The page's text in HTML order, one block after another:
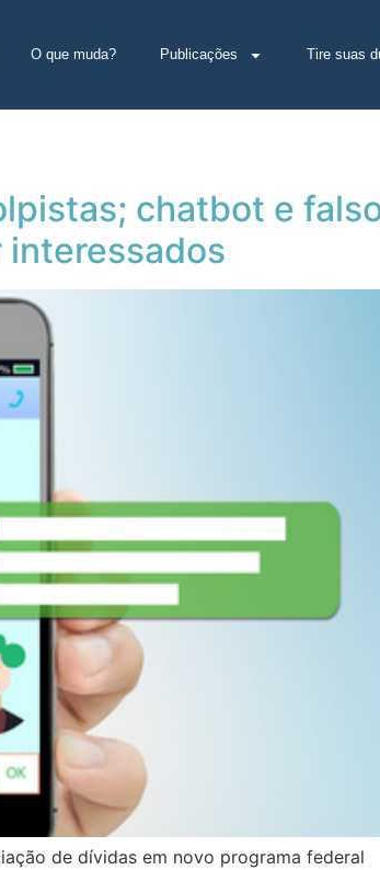
O que muda? Publicações Tire suas
chatbot e
interessados
de dívidas em novo programa federal